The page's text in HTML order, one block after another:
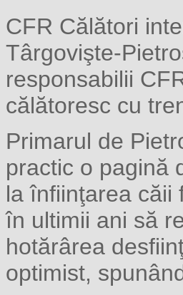
CFR Călători
Târgovişte-
responsabilii
călătoresc cu
Primarul de
practic o pagină
la înfiinţarea căii
în ultimii ani să
hotărârea
optimist,